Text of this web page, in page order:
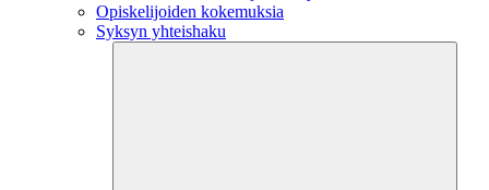
Opiskelijoiden kokemuksia
Syksyn yhteishaku